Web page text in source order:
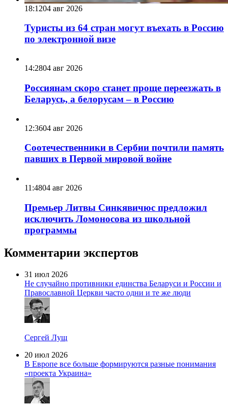
18:1204 авг 2026
Туристы из 64 стран могут въехать в Россию
по электронной визе
14:2804 авг 2026
Россиянам скоро станет проще переезжать в
Беларусь, а белорусам – в Россию
12:3604 авг 2026
Соотечественники в Сербии почтили память
павших в Первой мировой войне
11:4804 авг 2026
Премьер Литвы Синкявичюс предложил
исключить Ломоносова из школьной
программы
Комментарии экспертов
31 июл 2026
Не случайно противники единства Беларуси и России и
Православной Церкви часто одни и те же люди
Сергей Лущ
20 июл 2026
В Европе все больше формируются разные понимания
«проекта Украина»